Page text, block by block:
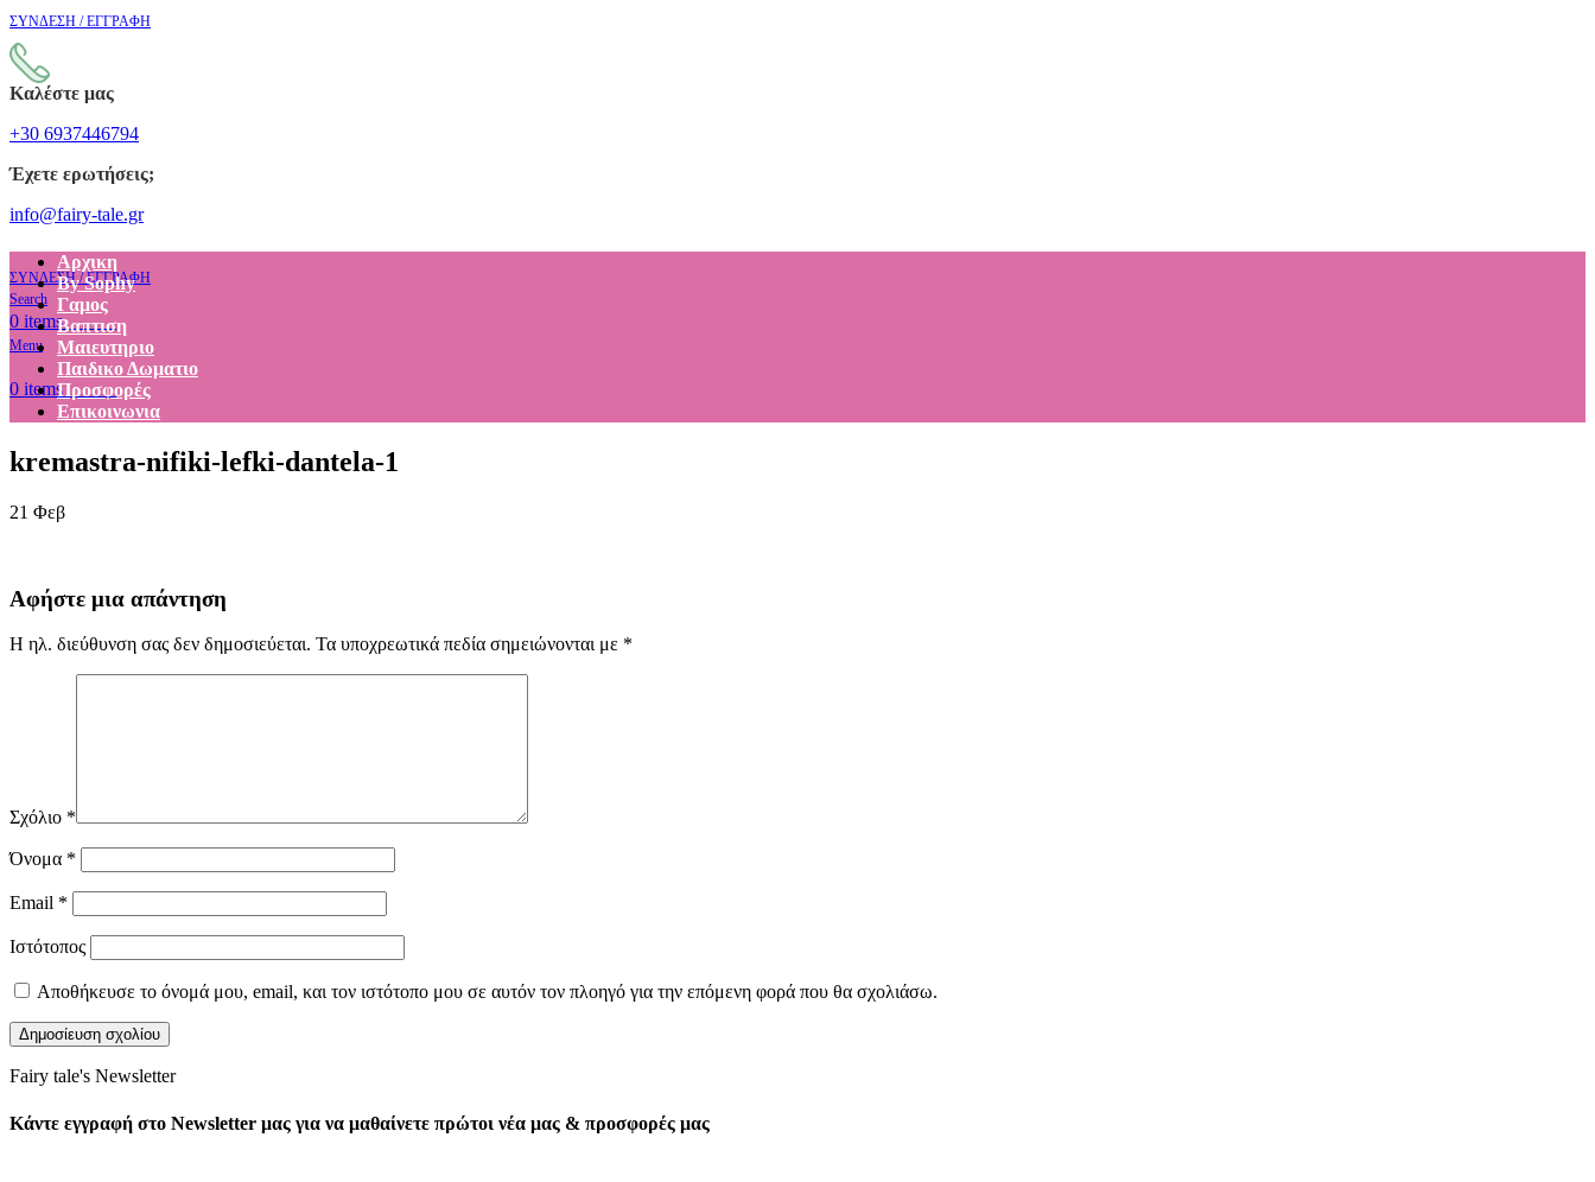
ΣΥΝΔΕΣΗ / ΕΓΓΡΑΦΗ
Καλέστε μας
+30 6937446794
Έχετε ερωτήσεις;
info@fairy-tale.gr
ΣΥΝΔΕΣΗ / ΕΓΓΡΑΦΗ
Search
0 items €0.00
Menu
0 items €0.00
Αρχικη
By Sophy
Γαμος
Βαπτιση
Μαιευτηριο
Παιδικο Δωματιο
Προσφορές
Επικοινωνια
kremastra-nifiki-lefki-dantela-1
21 Φεβ
Αφήστε μια απάντηση
Η ηλ. διεύθυνση σας δεν δημοσιεύεται. Τα υποχρεωτικά πεδία σημειώνονται με *
Σχόλιο *
Όνομα *
Email *
Ιστότοπος
Αποθήκευσε το όνομά μου, email, και τον ιστότοπο μου σε αυτόν τον πλοηγό για την επόμενη φορά που θα σχολιάσω.
Fairy tale's Newsletter
Κάντε εγγραφή στο Newsletter μας για να μαθαίνετε πρώτοι νέα μας & προσφορές μας